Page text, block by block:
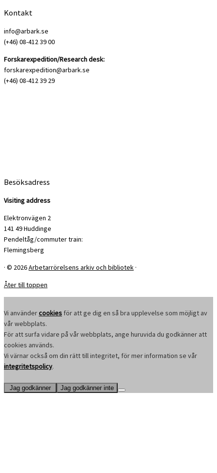
Kontakt
info@arbark.se
(+46) 08-412 39 00
Forskarexpedition/Research desk:
forskarexpedition@arbark.se
(+46) 08-412 39 29
Besöksadress
Visiting address
Elektronvägen 2
141 49 Huddinge
Pendeltåg/commuter train:
Flemingsberg
· © 2026Arbetarrörelsens arkiv och bibliotek ·
Åter till toppen
Vi användercookies för att ge dig en så bra upplevelse som möjligt av
vår webbplats.
För att surfa vidare på vår webbplats, ange huruvida du godkänner att
cookies används.
Vi värnar också om din rätt till integritet, för mer information se vår
integritetspolicy.
Jag godkänner Jag godkänner inte